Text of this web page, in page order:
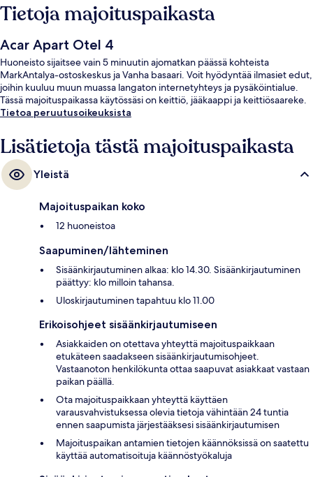
Tietoja majoituspaikasta
Acar Apart Otel 4
Huoneisto sijaitsee vain 5 minuutin ajomatkan päässä kohteista
MarkAntalya-ostoskeskus ja Vanha basaari. Voit hyödyntää ilmasiet edut,
joihin kuuluu muun muassa langaton internetyhteys ja pysäköintialue.
Tässä majoituspaikassa käytössäsi on keittiö, jääkaappi ja keittiösaareke.
Tietoa peruutusoikeuksista
Lisätietoja tästä majoituspaikasta
Yleistä
Majoituspaikan koko
12 huoneistoa
Saapuminen/lähteminen
Sisäänkirjautuminen alkaa: klo 14.30. Sisäänkirjautuminen
päättyy: klo milloin tahansa.
Uloskirjautuminen tapahtuu klo 11.00
Erikoisohjeet sisäänkirjautumiseen
Asiakkaiden on otettava yhteyttä majoituspaikkaan
etukäteen saadakseen sisäänkirjautumisohjeet.
Vastaanoton henkilökunta ottaa saapuvat asiakkaat vastaan
paikan päällä.
Ota majoituspaikkaan yhteyttä käyttäen
varausvahvistuksessa olevia tietoja vähintään 24 tuntia
ennen saapumista järjestääksesi sisäänkirjautumisen
Majoituspaikan antamien tietojen käännöksissä on saatettu
käyttää automatisoituja käännöstyökaluja